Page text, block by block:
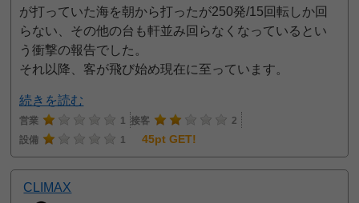
が打っていた海を朝から打ったが250発/15回転しか回
らない、その他の台も軒並み回らなくなっているとい
う衝撃の報告でした。
それ以降、客が飛び始め現在に至っています。
続きを読む
営業 1 接客
2
設備
1 45pt GET!
CLIMAX